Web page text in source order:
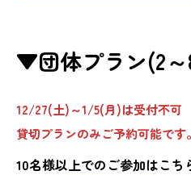
▼団体プラン(2～
12/27(土)～1/5(月)は受付不可
貸切プランのみご予約可能です。
10名様以上でのご参加はこち